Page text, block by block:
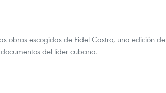
obras escogidas de Fidel Castro, una edición de
del líder cubano.